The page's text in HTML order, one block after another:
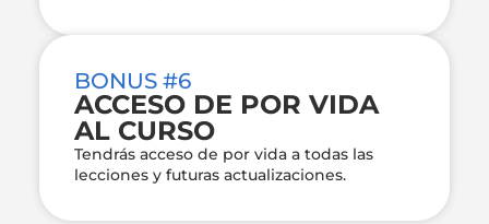
BONUS #6
ACCESO DE POR VIDA
AL CURSO
Tendrás acceso de por vida a todas las
lecciones y futuras actualizaciones.